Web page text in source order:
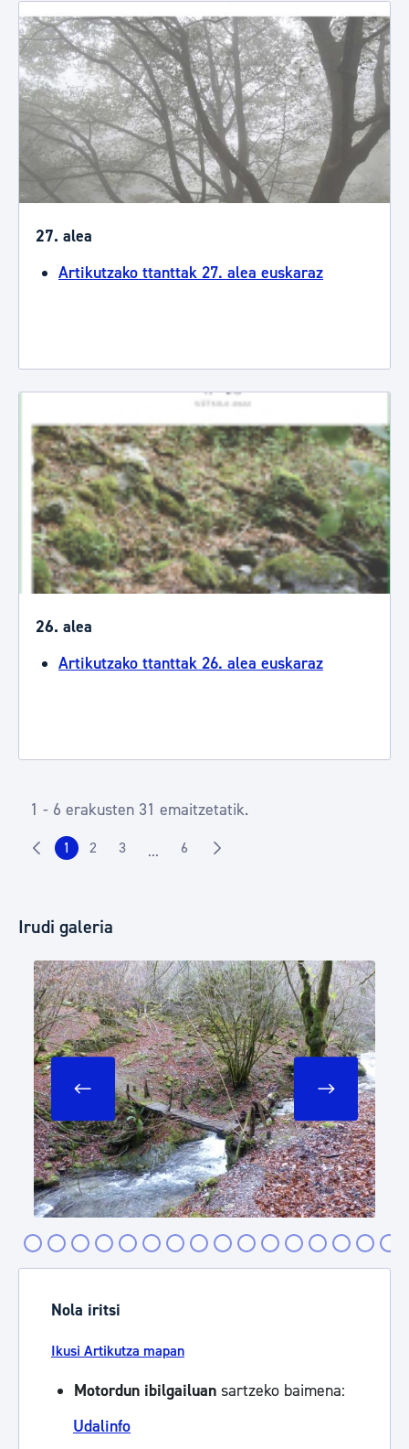
27. alea
Artikutzako ttanttak 27. alea euskaraz
26. alea
Artikutzako ttanttak 26. alea euskaraz
1 - 6 erakusten 31 emaitzetatik.
1 2 3 ... 6
Irudi galeria
Nola iritsi
Ikusi Artikutza mapan
Motordun ibilgailuan sartzeko baimena:
Udalinfo